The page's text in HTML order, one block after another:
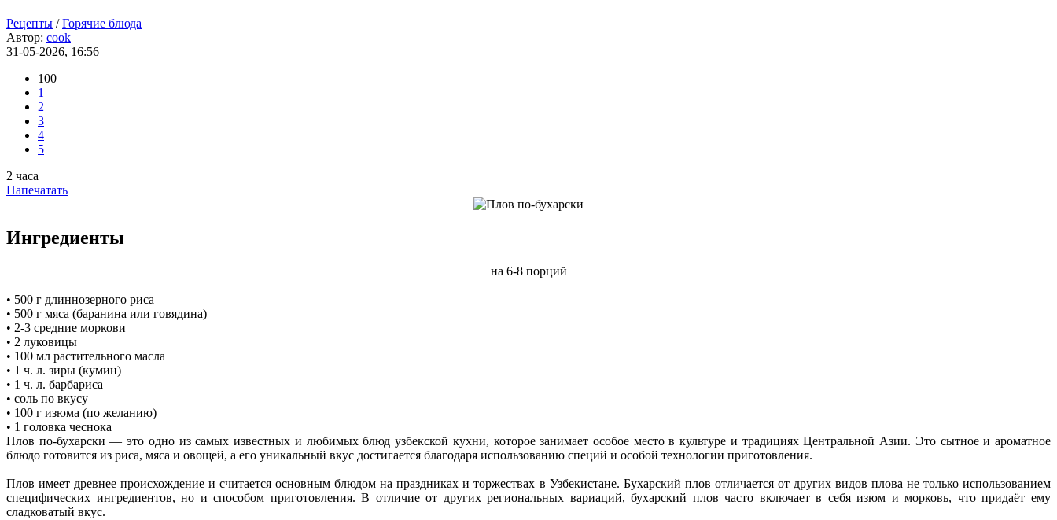
Рецепты /Горячие блюда
Автор: cook
31-05-2026, 16:56
100
1
2
3
4
5
2 часа
Напечатать
Ингредиенты
на 6-8 порций
• 500 г длиннозерного риса
• 500 г мяса (баранина или говядина)
• 2-3 средние моркови
• 2 луковицы
• 100 мл растительного масла
• 1 ч. л. зиры (кумин)
• 1 ч. л. барбариса
• соль по вкусу
• 100 г изюма (по желанию)
• 1 головка чеснока
Плов по-бухарски — это одно из самых известных и любимых блюд узбекской кухни, которое занимает особое место в культуре и традициях Центральной Азии. Это сытное и ароматное
блюдо готовится из риса, мяса и овощей, а его уникальный вкус достигается благодаря использованию специй и особой технологии приготовления.
Плов имеет древнее происхождение и считается основным блюдом на праздниках и торжествах в Узбекистане. Бухарский плов отличается от других видов плова не только использованием
специфических ингредиентов, но и способом приготовления. В отличие от других региональных вариаций, бухарский плов часто включает в себя изюм и морковь, что придаёт ему
сладковатый вкус.